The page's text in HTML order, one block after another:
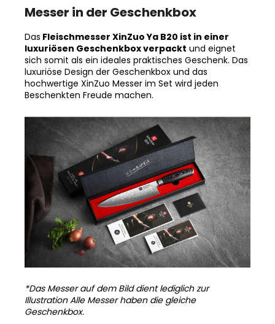
Messer in der Geschenkbox
Das Fleischmesser XinZuo Ya B20 ist in einer
luxuriösen Geschenkbox verpackt und eignet
sich somit als ein ideales praktisches Geschenk. Das
luxuriöse Design der Geschenkbox und das
hochwertige XinZuo Messer im Set wird jeden
Beschenkten Freude machen.
*Das Messer auf dem Bild dient lediglich zur
Illustration Alle Messer haben die gleiche
Geschenkbox.